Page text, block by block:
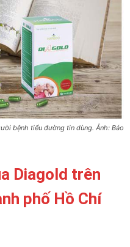
bệnh tiểu đường tin dùng. Ảnh: Báo
Diagold trên
phố Hồ Chí